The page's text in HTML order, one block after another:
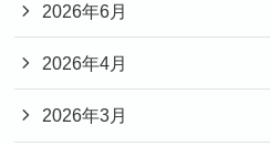
2026年6月
2026年4月
2026年3月